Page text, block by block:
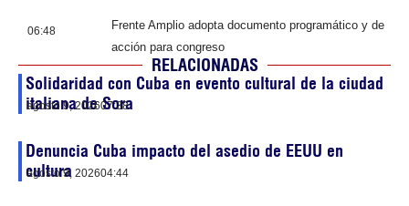
06:48
Frente Amplio adopta documento programático y de
acción para congreso
RELACIONADAS
Solidaridad con Cuba en evento cultural de la ciudad
italiana de Sora
agosto 9, 202607:38
Denuncia Cuba impacto del asedio de EEUU en
cultura
agosto 9, 202604:44